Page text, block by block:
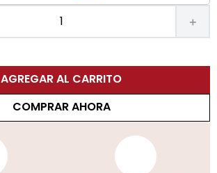
＋
AGREGAR AL CARRITO
COMPRAR AHORA